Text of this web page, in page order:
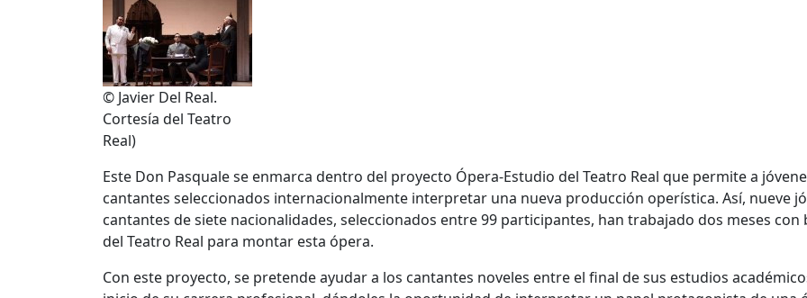
© Javier Del Real.
Cortesía del Teatro
Real)
Este Don Pasquale se enmarca dentro del proyecto Ópera-Estudio del Teatro Real que permite a
cantantes seleccionados internacionalmente interpretar una nueva producción operística. Así, nueve
cantantes de siete nacionalidades, seleccionados entre 99 participantes, han trabajado dos meses con
del Teatro Real para montar esta ópera.
Con este proyecto, se pretende ayudar a los cantantes noveles entre el final de sus estudios